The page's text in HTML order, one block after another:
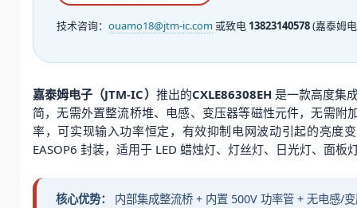
技术咨询： ouamo18@jtm-ic.com或致电 13823140578(嘉泰姆
嘉泰姆电子（JTM-IC） 推出的CXLE86308EH是一款高度集
简，无需外置整流桥堆、电感、变压器等磁性元件，无需
率，可实现输入功率恒定，有效抑制电网波动引起的亮度
EASOP6 封装，适用于 LED 蜡烛灯、灯丝灯、日光灯、面
核心优势：
内部集成整流桥 + 内置 500V 功率管 + 无电感/